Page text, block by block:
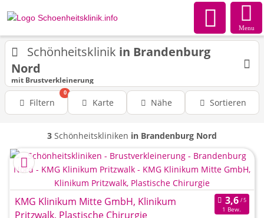
Menu
Schönheitsklinik in Brandenburg
Nord
mit Brustverkleinerung
Filtern
0
Karte Nähe Sortieren
3 Schönheitskliniken in Brandenburg Nord
KMG Klinikum Mitte GmbH, Klinikum
Pritzwalk, Plastische Chirurgie
1 Bew.